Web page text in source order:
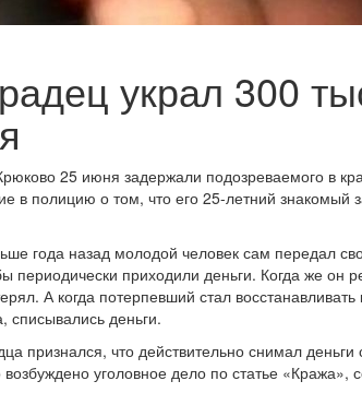
украл 300
25 июня задержали подозреваемого в
в полицию о том, что его 25-летний знакомый
года назад молодой человек сам передал
периодически приходили деньги. Когда же он
А когда потерпевший стал
списывались деньги.
признался, что действительно снимал
возбуждено уголовное дело по статье